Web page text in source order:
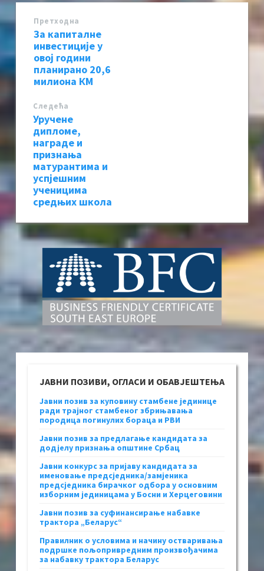
Претходна
За капиталне
инвестиције у
овој години
планирано 20,6
милиона КМ
Следећa
Уручене
дипломе,
награде и
признања
матурантима и
успјешним
ученицима
средњих школа
ЈАВНИ ПОЗИВИ, ОГЛАСИ И ОБАВЈЕШТЕЊА
Јавни позив за куповину стамбене јединице
ради трајног стамбеног збрињавања
породица погинулих бораца и РВИ
Јавни позив за предлагање кандидата за
додјелу признања општине Србац
Јавни конкурс за пријаву кандидата за
именовање предсједника/замјеника
предсједника бирачког одбора у основним
изборним јединицама у Босни и Херцеговини
Јавни позив за суфинансирање набавке
трактора „Беларус“
Правилник о условима и начину остваривања
подршке пољопривредним произвођачима
за набавку трактора Беларус